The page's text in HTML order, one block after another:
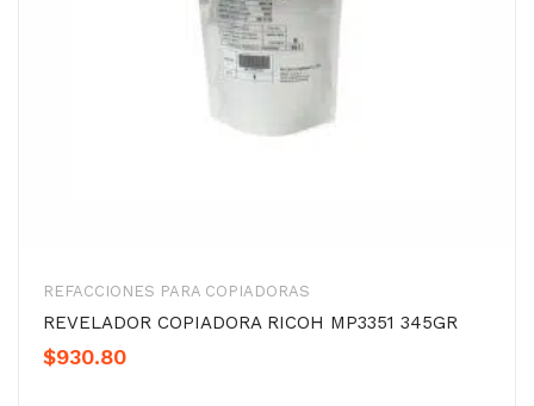
REFACCIONES PARA COPIADORAS
REVELADOR COPIADORA RICOH MP3351 345GR
$930.80